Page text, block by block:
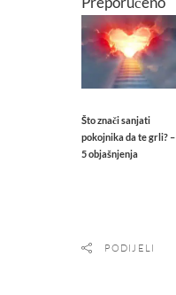
Što znači sanjati
pokojnika da te grli? –
5 objašnjenja
PODIJELI